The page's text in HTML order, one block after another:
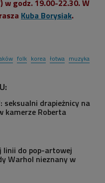
w godz. 19.00-22.30. W
Kuba Borysiak.
folk korea łotwa muzyka
seksualni drapieżnicy na
kamerze Roberta
linii do pop-artowej
Warhol nieznany w